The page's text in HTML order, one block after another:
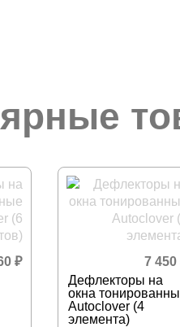
₽
Дефлекторы на
окна
Autoclover (4
элемента)
7 450